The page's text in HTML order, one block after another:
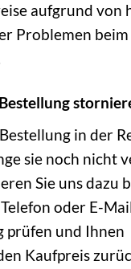
aufgrund von
Problemen beim
in der
sie noch nicht
Sie uns dazu
oder E-
prüfen und Ihnen
Kaufpreis